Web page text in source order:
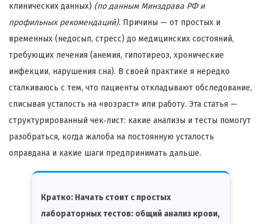
клинических данных) (по данным Минздрава РФ и
профильных рекомендаций). Причины — от простых и
временных (недосып, стресс) до медицинских состояний,
требующих лечения (анемия, гипотиреоз, хронические
инфекции, нарушения сна). В своей практике я нередко
сталкиваюсь с тем, что пациенты откладывают обследование,
списывая усталость на «возраст» или работу. Эта статья —
структурированный чек‑лист: какие анализы и тесты помогут
разобраться, когда жалоба на постоянную усталость
оправдана и какие шаги предпринимать дальше.
Кратко: Начать стоит с простых
лабораторных тестов: общий анализ крови,